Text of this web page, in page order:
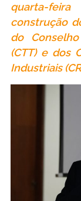
quarta-
construção
do
(CTT) e dos
Industriais